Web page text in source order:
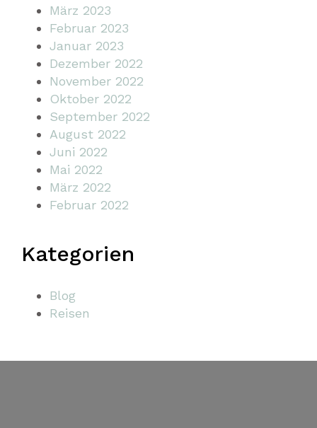
März 2023
Februar 2023
Januar 2023
Dezember 2022
November 2022
Oktober 2022
September 2022
August 2022
Juni 2022
Mai 2022
März 2022
Februar 2022
Kategorien
Blog
Reisen